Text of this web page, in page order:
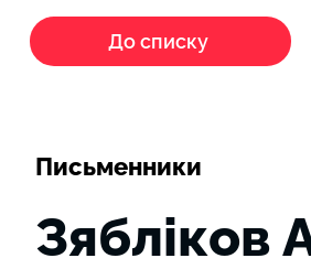
До списку
Письменники
Зябліков